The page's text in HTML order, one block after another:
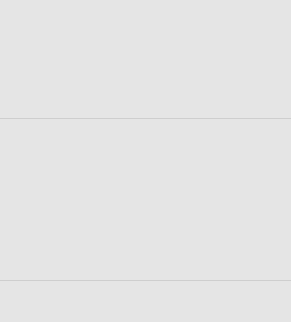
von Daten aus verschiedenen